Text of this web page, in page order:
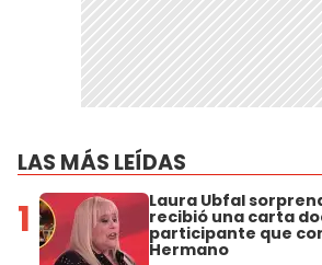
LAS MÁS LEÍDAS
1 Laura Ubfal
recibió una carta
participante que
Hermano